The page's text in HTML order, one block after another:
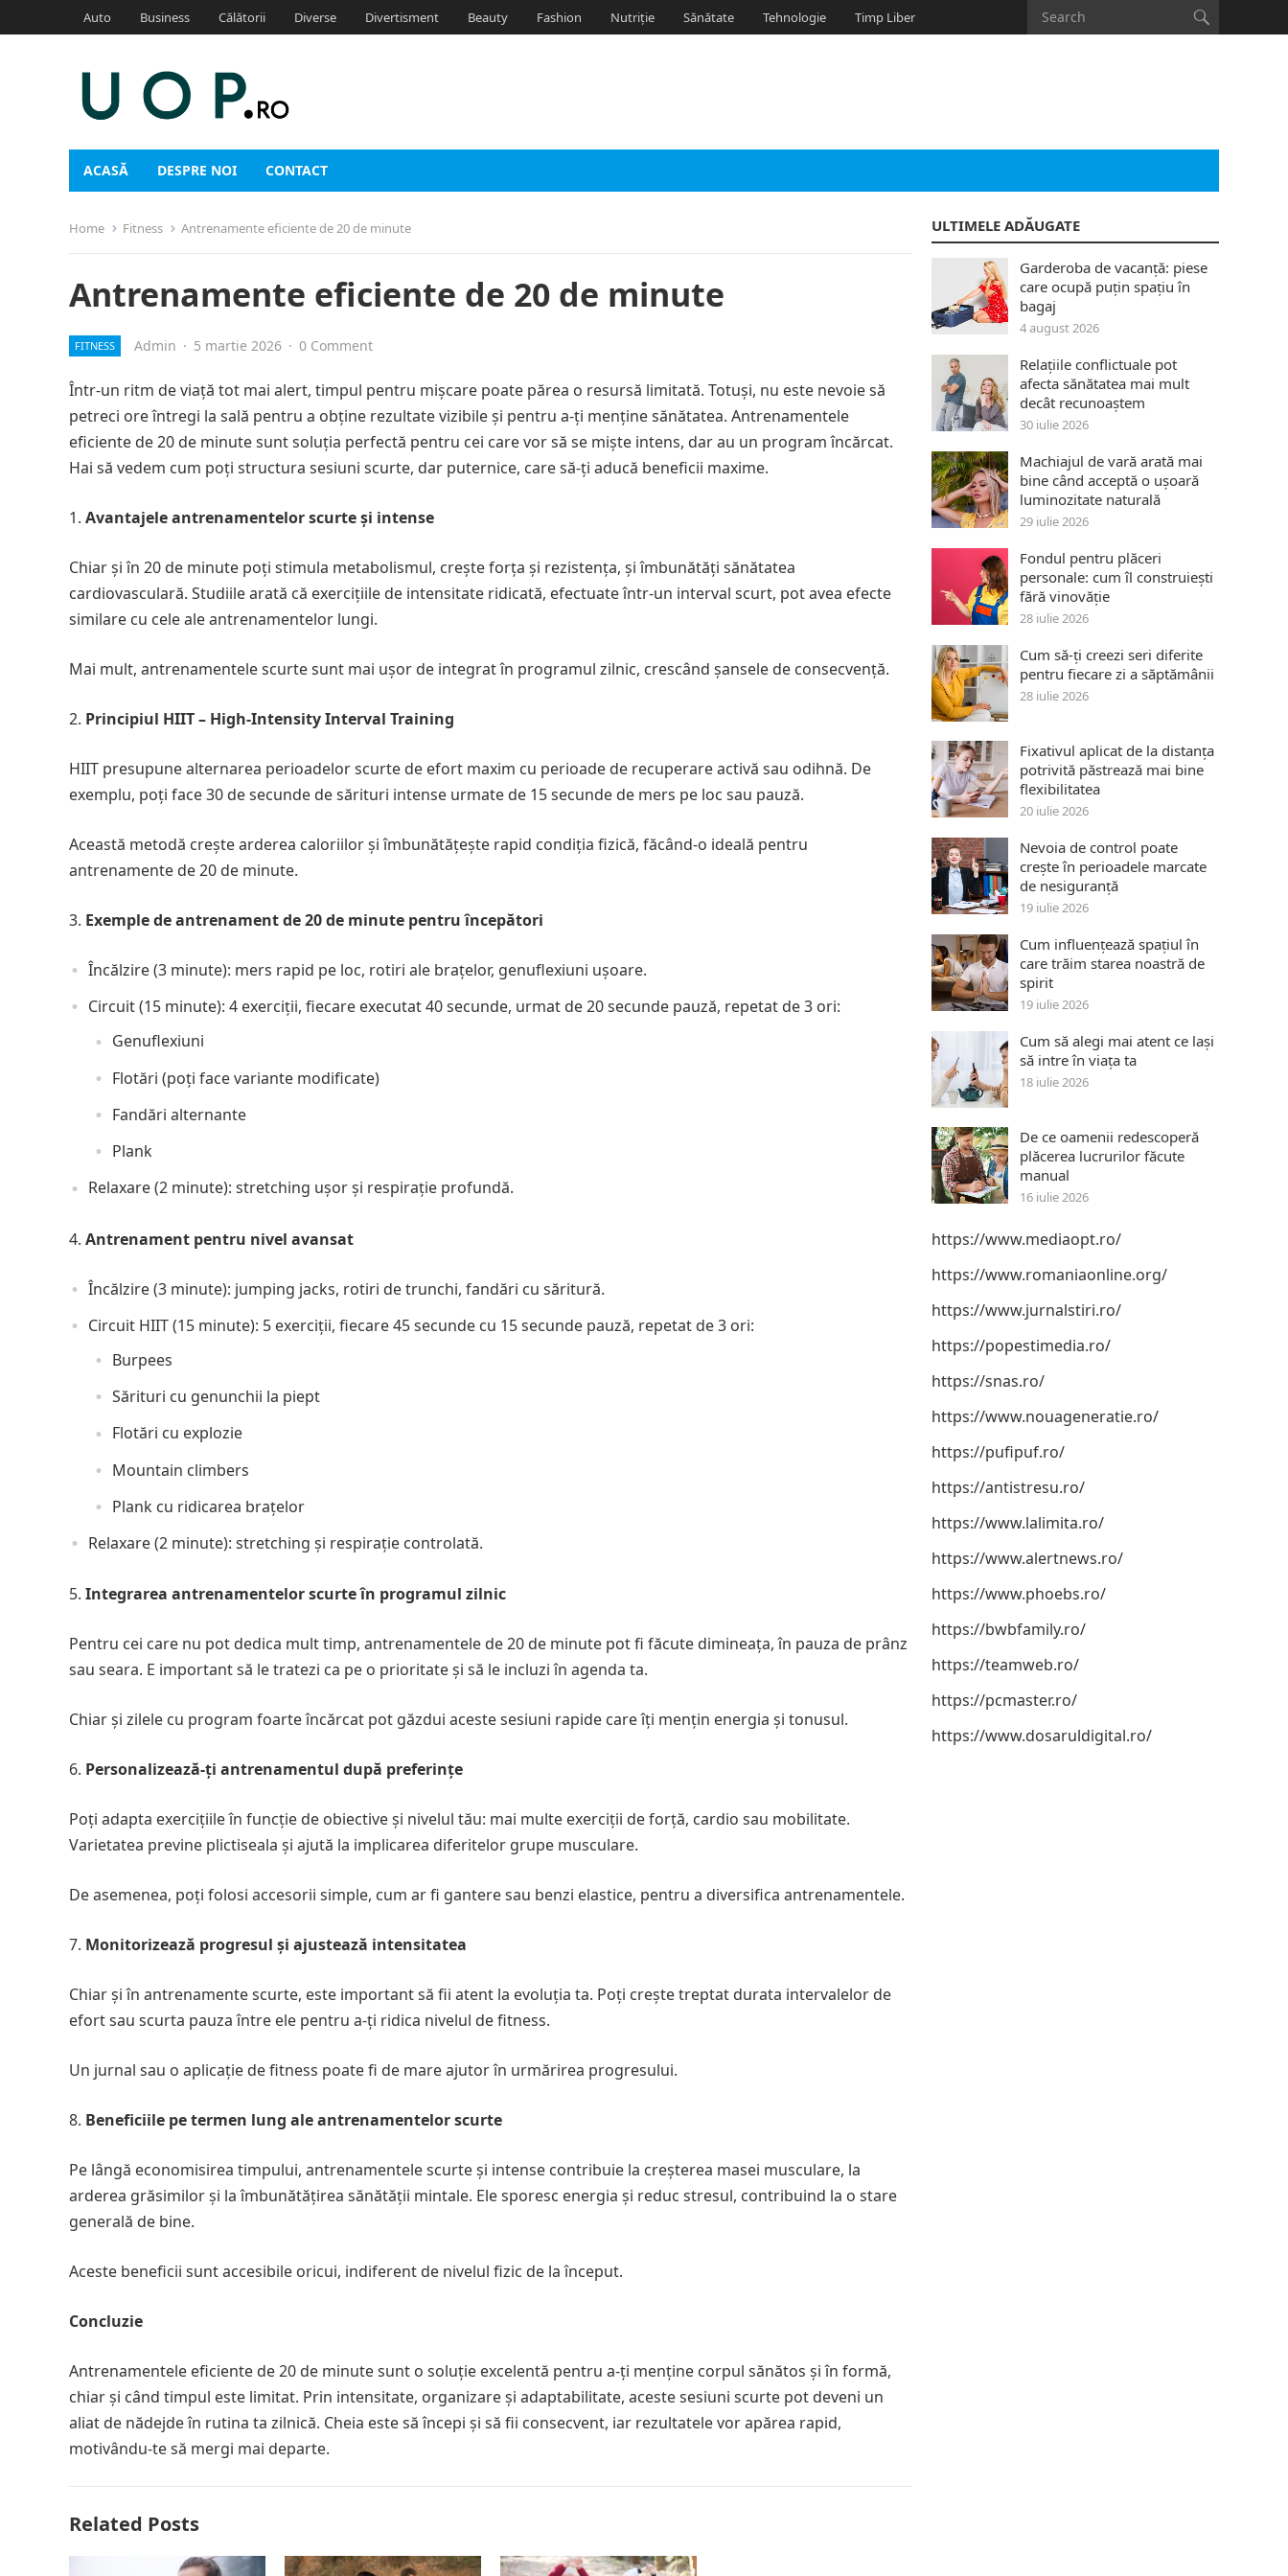
Auto Business Călătorii Diverse Divertisment Beauty Fashion Nutriție Sănătate Tehnologie Timp Liber
ACASĂ DESPRE NOI CONTACT
Home Fitness Antrenamente eficiente de 20 de minute
Antrenamente eficiente de 20 de minute
FITNESS Admin · 5 martie 2026 · 0 Comment
Într-un ritm de viață tot mai alert, timpul pentru mișcare poate părea o resursă limitată. Totuși, nu este nevoie să
petreci ore întregi la sală pentru a obține rezultate vizibile și pentru a-ți menține sănătatea. Antrenamentele
eficiente de 20 de minute sunt soluția perfectă pentru cei care vor să se miște intens, dar au un program încărcat.
Hai să vedem cum poți structura sesiuni scurte, dar puternice, care să-ți aducă beneficii maxime.
Avantajele antrenamentelor scurte și intense
Chiar și în 20 de minute poți stimula metabolismul, crește forța și rezistența, și îmbunătăți sănătatea
cardiovasculară. Studiile arată că exercițiile de intensitate ridicată, efectuate într-un interval scurt, pot avea efecte
similare cu cele ale antrenamentelor lungi.
Mai mult, antrenamentele scurte sunt mai ușor de integrat în programul zilnic, crescând șansele de consecvență.
Principiul HIIT – High-Intensity Interval Training
HIIT presupune alternarea perioadelor scurte de efort maxim cu perioade de recuperare activă sau odihnă. De
exemplu, poți face 30 de secunde de sărituri intense urmate de 15 secunde de mers pe loc sau pauză.
Această metodă crește arderea caloriilor și îmbunătățește rapid condiția fizică, făcând-o ideală pentru
antrenamente de 20 de minute.
Exemple de antrenament de 20 de minute pentru începători
Încălzire (3 minute): mers rapid pe loc, rotiri ale brațelor, genuflexiuni ușoare.
Circuit (15 minute): 4 exerciții, fiecare executat 40 secunde, urmat de 20 secunde pauză, repetat de 3 ori:
Genuflexiuni
Flotări (poți face variante modificate)
Fandări alternante
Plank
Relaxare (2 minute): stretching ușor și respirație profundă.
Antrenament pentru nivel avansat
Încălzire (3 minute): jumping jacks, rotiri de trunchi, fandări cu săritură.
Circuit HIIT (15 minute): 5 exerciții, fiecare 45 secunde cu 15 secunde pauză, repetat de 3 ori:
Burpees
Sărituri cu genunchii la piept
Flotări cu explozie
Mountain climbers
Plank cu ridicarea brațelor
Relaxare (2 minute): stretching și respirație controlată.
Integrarea antrenamentelor scurte în programul zilnic
Pentru cei care nu pot dedica mult timp, antrenamentele de 20 de minute pot fi făcute dimineața, în pauza de prânz
sau seara. E important să le tratezi ca pe o prioritate și să le incluzi în agenda ta.
Chiar și zilele cu program foarte încărcat pot găzdui aceste sesiuni rapide care îți mențin energia și tonusul.
Personalizează-ți antrenamentul după preferințe
Poți adapta exercițiile în funcție de obiective și nivelul tău: mai multe exerciții de forță, cardio sau mobilitate.
Varietatea previne plictiseala și ajută la implicarea diferitelor grupe musculare.
De asemenea, poți folosi accesorii simple, cum ar fi gantere sau benzi elastice, pentru a diversifica antrenamentele.
Monitorizează progresul și ajustează intensitatea
Chiar și în antrenamente scurte, este important să fii atent la evoluția ta. Poți crește treptat durata intervalelor de
efort sau scurta pauza între ele pentru a-ți ridica nivelul de fitness.
Un jurnal sau o aplicație de fitness poate fi de mare ajutor în urmărirea progresului.
Beneficiile pe termen lung ale antrenamentelor scurte
Pe lângă economisirea timpului, antrenamentele scurte și intense contribuie la creșterea masei musculare, la
arderea grăsimilor și la îmbunătățirea sănătății mintale. Ele sporesc energia și reduc stresul, contribuind la o stare
generală de bine.
Aceste beneficii sunt accesibile oricui, indiferent de nivelul fizic de la început.
Concluzie
Antrenamentele eficiente de 20 de minute sunt o soluție excelentă pentru a-ți menține corpul sănătos și în formă,
chiar și când timpul este limitat. Prin intensitate, organizare și adaptabilitate, aceste sesiuni scurte pot deveni un
aliat de nădejde în rutina ta zilnică. Cheia este să începi și să fii consecvent, iar rezultatele vor apărea rapid,
motivându-te să mergi mai departe.
Related Posts
ULTIMELE ADĂUGATE
Garderoba de vacanță: piese
care ocupă puțin spațiu în
bagaj
4 august 2026
Relațiile conflictuale pot
afecta sănătatea mai mult
decât recunoaștem
30 iulie 2026
Machiajul de vară arată mai
bine când acceptă o ușoară
luminozitate naturală
29 iulie 2026
Fondul pentru plăceri
personale: cum îl construiești
fără vinovăție
28 iulie 2026
Cum să-ți creezi seri diferite
pentru fiecare zi a săptămânii
28 iulie 2026
Fixativul aplicat de la distanța
potrivită păstrează mai bine
flexibilitatea
20 iulie 2026
Nevoia de control poate
crește în perioadele marcate
de nesiguranță
19 iulie 2026
Cum influențează spațiul în
care trăim starea noastră de
spirit
19 iulie 2026
Cum să alegi mai atent ce lași
să intre în viața ta
18 iulie 2026
De ce oamenii redescoperă
plăcerea lucrurilor făcute
manual
16 iulie 2026
https://www.mediaopt.ro/
https://www.romaniaonline.org/
https://www.jurnalstiri.ro/
https://popestimedia.ro/
https://snas.ro/
https://www.nouageneratie.ro/
https://pufipuf.ro/
https://antistresu.ro/
https://www.lalimita.ro/
https://www.alertnews.ro/
https://www.phoebs.ro/
https://bwbfamily.ro/
https://teamweb.ro/
https://pcmaster.ro/
https://www.dosaruldigital.ro/